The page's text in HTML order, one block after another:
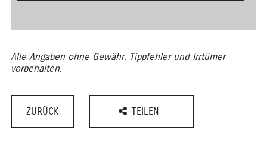
Alle Angaben ohne Gewähr. Tippfehler und Irrtümer
vorbehalten.
ZURÜCK TEILEN